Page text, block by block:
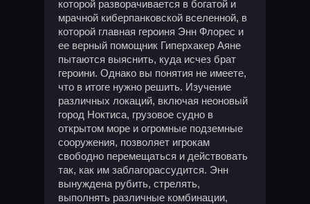
которой разворачивается в богатой и
мрачной киберпанковской вселенной, в
которой главная героиня Энн Флорес и
ее верный помощник Гиперхакер Аяне
пытаются выяснить, куда исчез брат
героини. Однако вы понятия не имеете,
что в итоге нужно решить. Изучение
различных локаций, включая неоновый
город Ноктиса, грузовое судно в
открытом море и огромные подземные
сооружения, позволяет игрокам
свободно перемещаться и действовать
так, как им заблагорассудится. Энн
вынуждена рубить, стрелять,
выполнять различные комбинации,